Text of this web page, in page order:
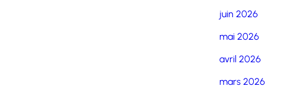
juin 2026
mai 2026
avril 2026
mars 2026